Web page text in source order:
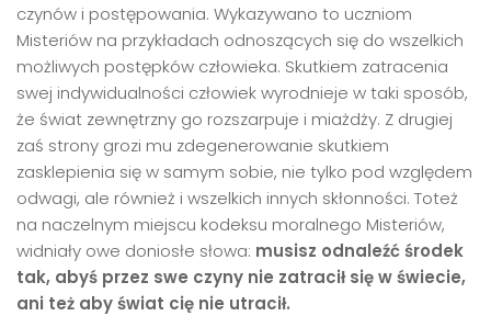
czynów i postępowania. Wykazywano to uczniom
Misteriów na przykładach odnoszących się do wszelkich
możliwych postępków człowieka. Skutkiem zatracenia
swej indywidualności człowiek wyrodnieje w taki sposób,
że świat zewnętrzny go rozszarpuje i miażdży. Z drugiej
zaś strony grozi mu zdegenerowanie skutkiem
zasklepienia się w samym sobie, nie tylko pod względem
odwagi, ale również i wszelkich innych skłonności. Toteż
na naczelnym miejscu kodeksu moralnego Misteriów,
widniały owe doniosłe słowa: musisz odnaleźć środek
tak, abyś przez swe czyny nie zatracił się w świecie,
ani też aby świat cię nie utracił.